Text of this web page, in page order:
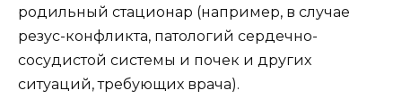
родильный стационар (например, в случае
резус-конфликта, патологий сердечно-
сосудистой системы и почек и других
ситуаций, требующих врача).